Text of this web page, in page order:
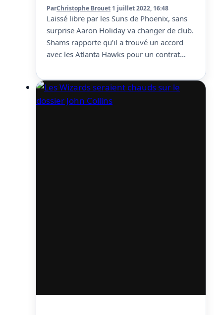
ParChristophe Brouet 1 juillet 2022, 16:48
Laissé libre par les Suns de Phoenix, sans
surprise Aaron Holiday va changer de club.
Shams rapporte qu’il a trouvé un accord
avec les Atlanta Hawks pour un contrat
il est possible que ce soit pour le minimum.
Il a partagé sa saison entre les Wizards…